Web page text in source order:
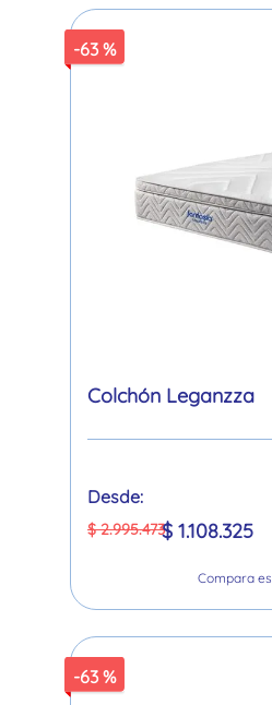
-63 %
Colchón Leganzza
Desde:
$ 2.995.473$ 1.108.325
-63 %